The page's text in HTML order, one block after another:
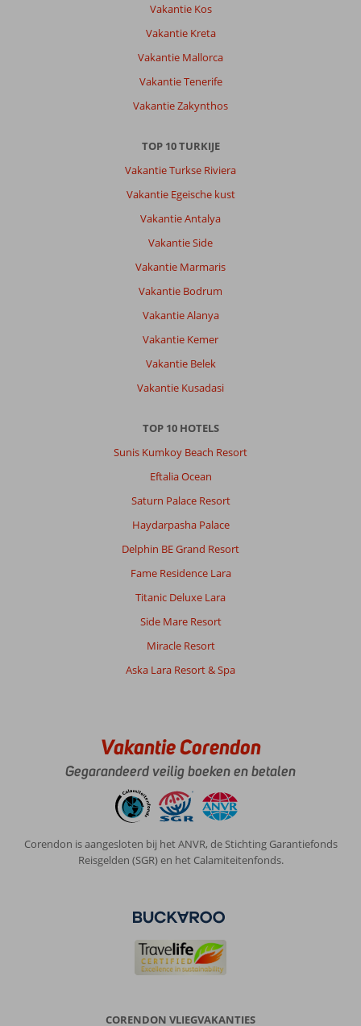
Vakantie Kos
Vakantie Kreta
Vakantie Mallorca
Vakantie Tenerife
Vakantie Zakynthos
TOP 10 TURKIJE
Vakantie Turkse Riviera
Vakantie Egeische kust
Vakantie Antalya
Vakantie Side
Vakantie Marmaris
Vakantie Bodrum
Vakantie Alanya
Vakantie Kemer
Vakantie Belek
Vakantie Kusadasi
TOP 10 HOTELS
Sunis Kumkoy Beach Resort
Eftalia Ocean
Saturn Palace Resort
Haydarpasha Palace
Delphin BE Grand Resort
Fame Residence Lara
Titanic Deluxe Lara
Side Mare Resort
Miracle Resort
Aska Lara Resort & Spa
Vakantie Corendon
Gegarandeerd veilig boeken en betalen
Corendon is aangesloten bij het ANVR, de Stichting Garantiefonds
Reisgelden (SGR) en het Calamiteitenfonds.
CORENDON VLIEGVAKANTIES